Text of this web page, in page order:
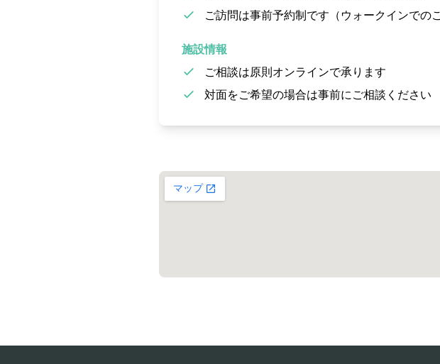
ご訪問は事前予約制です（ウォークインでの
施設情報
ご相談は原則オンラインで承ります
対面をご希望の場合は事前にご相談ください